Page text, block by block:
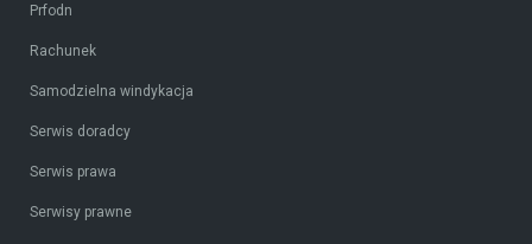
Prfodn
Rachunek
Samodzielna windykacja
Serwis doradcy
Serwis prawa
Serwisy prawne